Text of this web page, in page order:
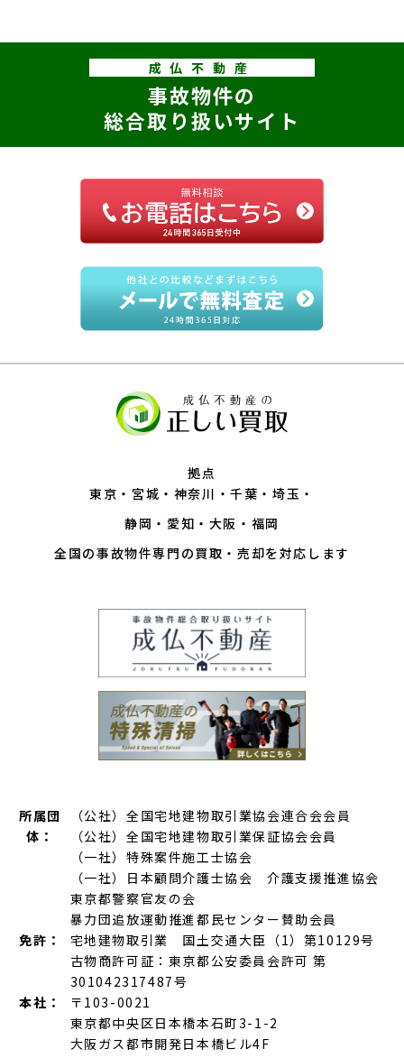
成仏不動産
事故物件の
総合取り扱いサイト
拠点
東京
宮城 神奈川 千葉
埼玉
静岡
愛知 大阪
福岡
全国の事故物件専門の買取・売却を対応します
所属団
体：
（公社）全国宅地建物取引業協会連合会会員
（公社）全国宅地建物取引業保証協会会員
（一社）特殊案件施工士協会
（一社）日本顧問介護士協会 介護支援推進協会
東京都警察官友の会
暴力団追放運動推進都民センター賛助会員
免許：
宅地建物取引業 国土交通大臣（1）第10129号
古物商許可証：東京都公安委員会許可 第
301042317487号
本社：
〒103-0021
東京都中央区日本橋本石町3-1-2
大阪ガス都市開発日本橋ビル4F